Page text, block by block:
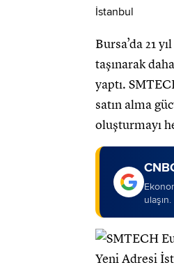
Bursa’da 21
taşınarak
yaptı.
satın alma
oluşturmayı
ulaşın.